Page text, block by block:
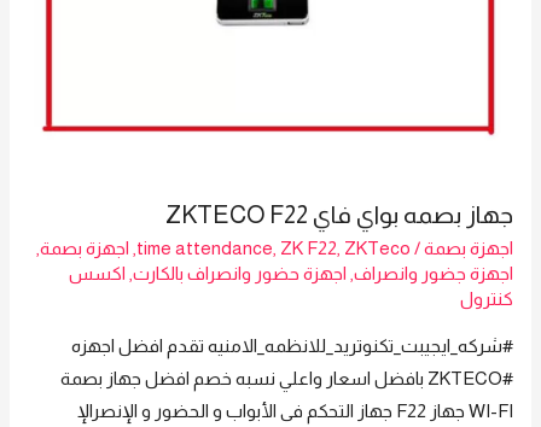
جهاز بصمه بواي فاي ZKTECO F22
اجهزة بصمة/
time attendance ZK F22 ZKTeco اجهزة بصمة
اجهزة جضور وانصراف اجهزة حضور وانصراف بالكارت اكسس
كنترول
#شركه_ايجيبت_تكنوتريد_للانظمه_الامنيه تقدم افضل اجهزه
#ZKTECO بافضل اسعار واعلي نسبه خصم افضل جهاز بصمة
WI-FI جهاز F22 جهاز التحكم فى الأبواب و الحضور و الإنصرالإ